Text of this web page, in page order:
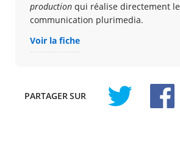
productionqui réalise directement
communication plurimedia.
Voir la fiche
PARTAGERSUR